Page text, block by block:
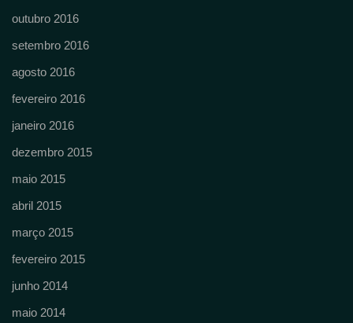
outubro 2016
setembro 2016
agosto 2016
fevereiro 2016
janeiro 2016
dezembro 2015
maio 2015
abril 2015
março 2015
fevereiro 2015
junho 2014
maio 2014